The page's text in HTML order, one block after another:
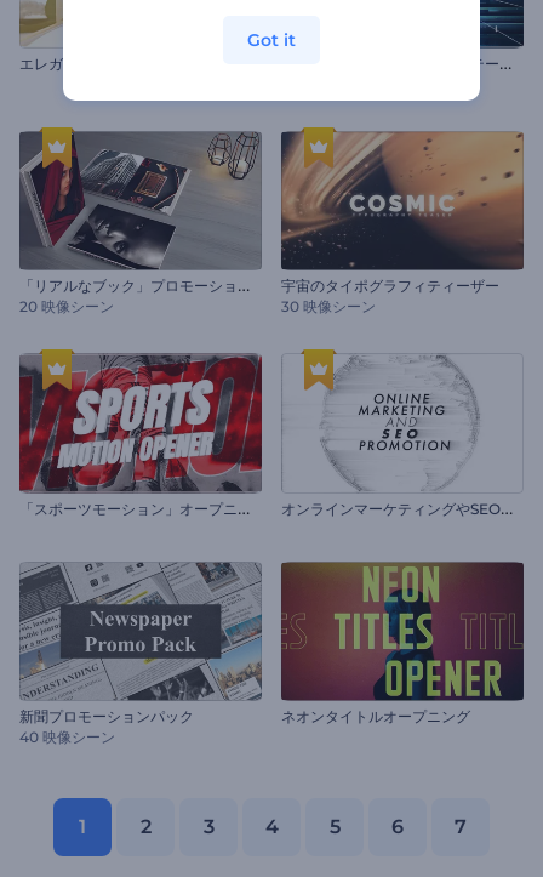
「
未来的な立方体」プレゼンテーション
「
リアルなブック」プロモーションビデオ
20 映像シーン
宇宙のタイポグラフィティーザー
30 映像シーン
「
スポーツモーション」オープニング オ
ンラインマーケティングやSEOプロモーション
新聞プロモーションパック
40 映像シーン
ネオンタイトルオープニング
1 2 3 4 5 6 7
Got it